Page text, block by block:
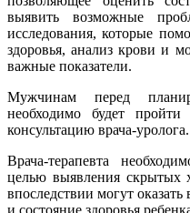
выявить возможные
исследования, которые
здоровья, анализ крови и
важные показатели.
Мужчинам перед
необходимо будет
консультацию врача-уролога.
Врача-терапевта
целью выявления скрытых
впоследствии могут